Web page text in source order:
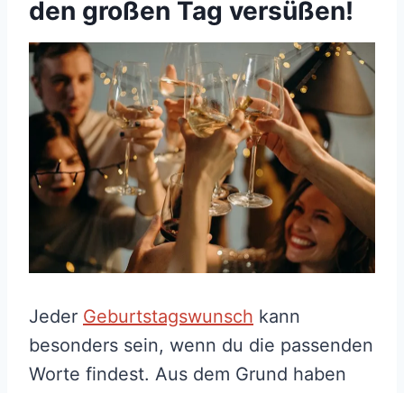
den großen Tag versüßen!
Jeder Geburtstagswunsch kann
besonders sein, wenn du die passenden
Worte findest. Aus dem Grund haben